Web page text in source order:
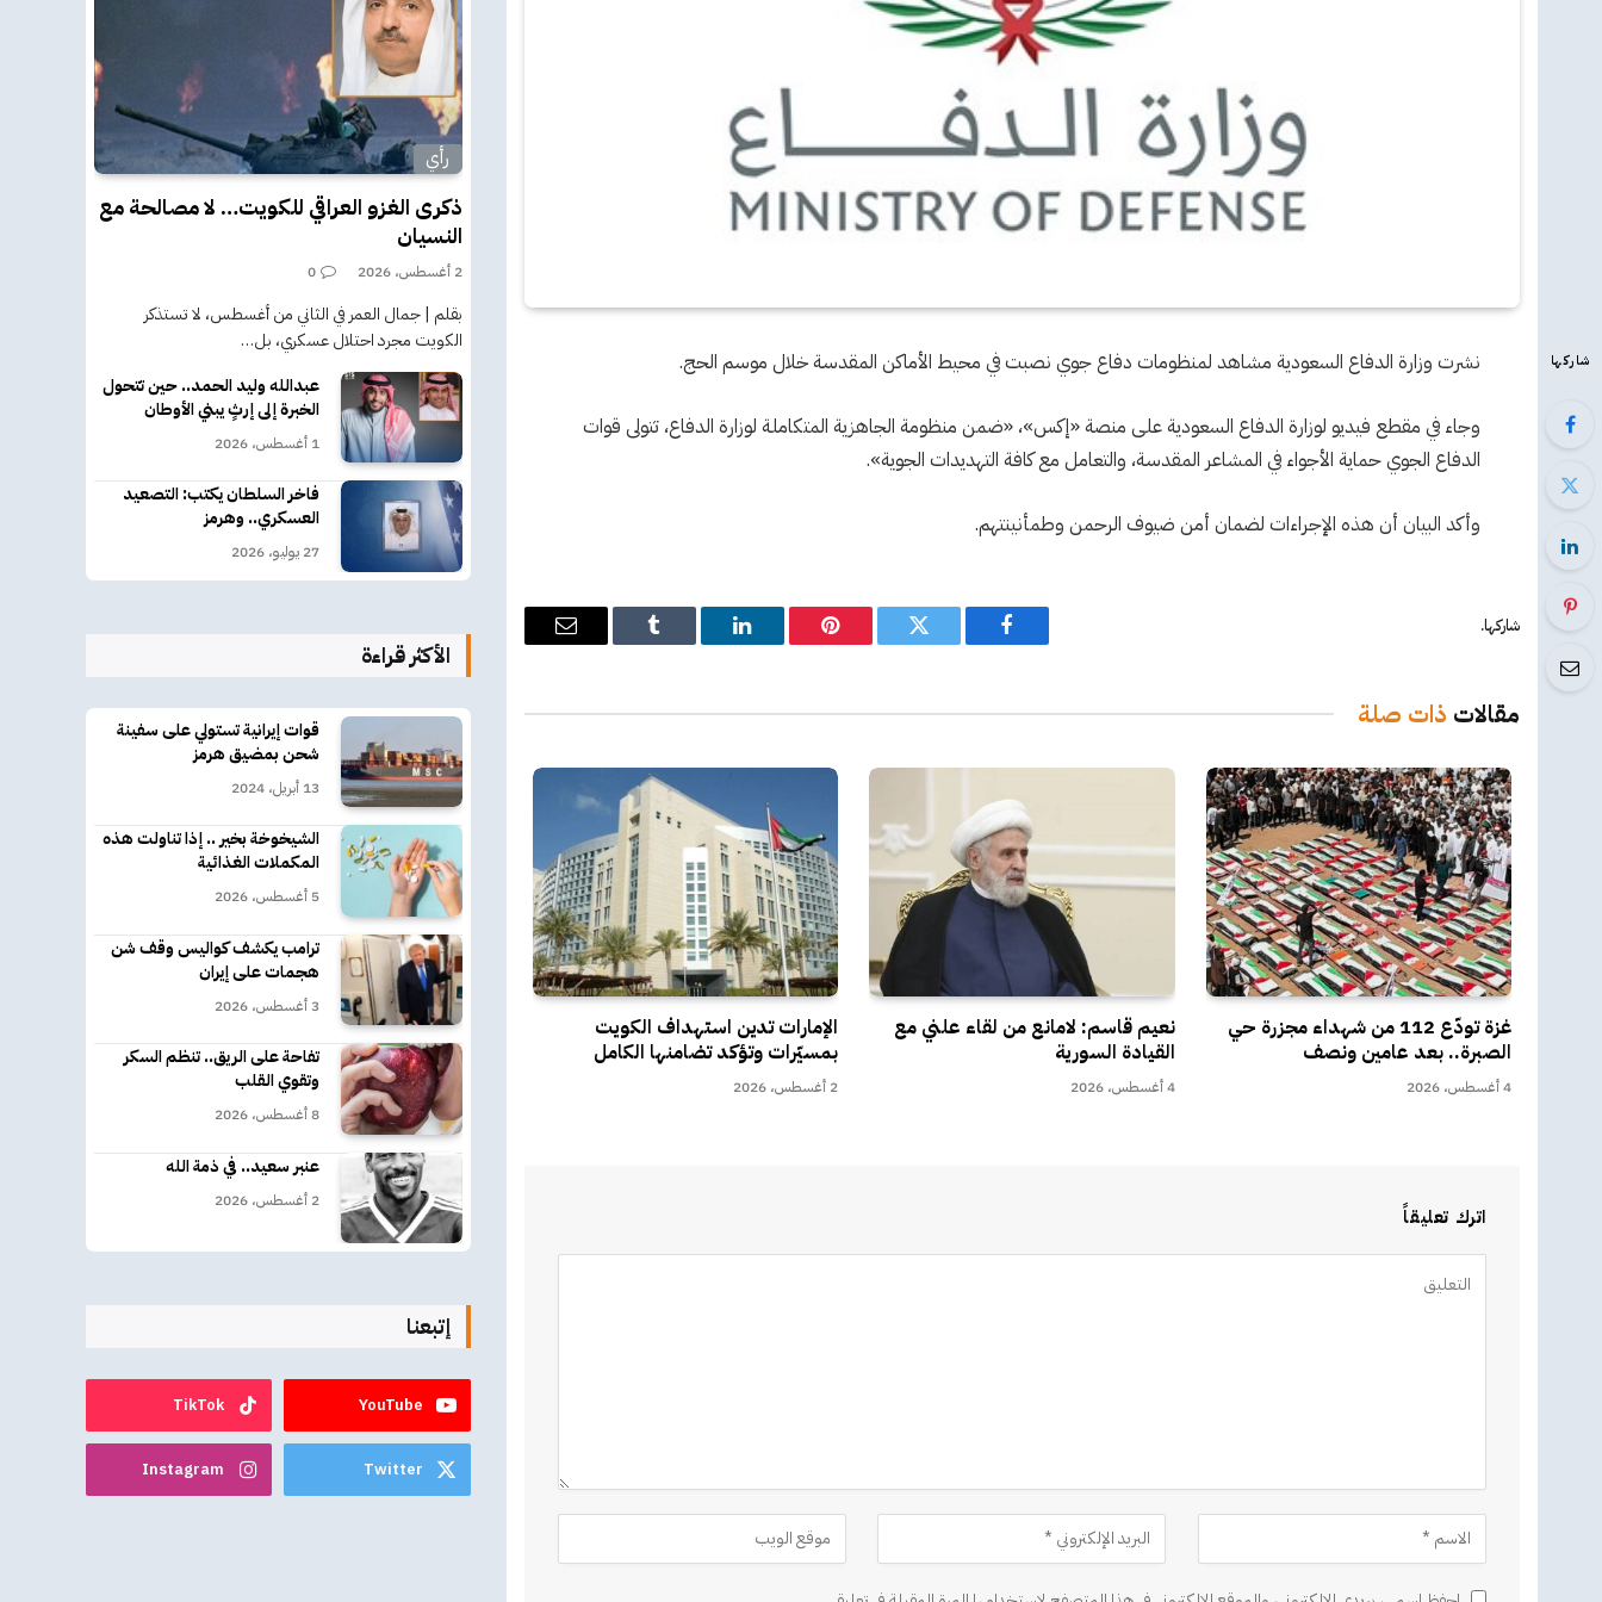
شاركها نشرت وزارة الدفاع السعودية مشاهد لمنظومات دفاع جوي نصبت في محيط الأماكن المقدسة خلال موسم الحج.
وجاء في مقطع فيديو لوزارة الدفاع السعودية على منصة «إكس»، «ضمن منظومة الجاهزية المتكاملة لوزارة الدفاع، تتولى قوات
الدفاع الجوي حماية الأجواء في المشاعر المقدسة، والتعامل مع كافة التهديدات الجوية».
وأكد البيان أن هذه الإجراءات لضمان أمن ضيوف الرحمن وطمأنينتهم.
شاركها.
فيسبوك تويتر بينتيريستلينكدإن Tumblr
البريد
مقالات ذات صلة
غزة تودّع 112 من شهداء مجزرة حي
الصبرة.. بعد عامين ونصف
4 أغسطس، 2026
نعيم قاسم: لامانع من لقاء علني مع
القيادة السورية
4 أغسطس، 2026
الإمارات تدين استهداف الكويت
بمسيّرات وتؤكد تضامنها الكامل
2 أغسطس، 2026
اترك تعليقاً
رأي
ذكرى الغزو العراقي للكويت… لا مصالحة مع
النسيان
2 أغسطس، 2026 0
بقلم | جمال العمر في الثاني من أغسطس، لا تستذكر
الكويت مجرد احتلال عسكري، بل…
عبدالله وليد الحمد.. حين تتحول
الخبرة إلى إرثٍ يبني الأوطان
1 أغسطس، 2026
فاخر السلطان يكتب: التصعيد
العسكري.. وهرمز
27 يوليو، 2026
الأكثر قراءة
قوات إيرانية تستولي على سفينة
شحن بمضيق هرمز
13 أبريل، 2024
الشيخوخة بخير .. إذا تناولت هذه
المكملات الغذائية
5 أغسطس، 2026
ترامب يكشف كواليس وقف شن
هجمات على إيران
3 أغسطس، 2026
تفاحة على الريق.. تنظم السكر
وتقوي القلب
8 أغسطس، 2026
عنبر سعيد.. في ذمة الله
2 أغسطس، 2026
إتبعنا
YouTube
TikTok
Twitter
Instagram